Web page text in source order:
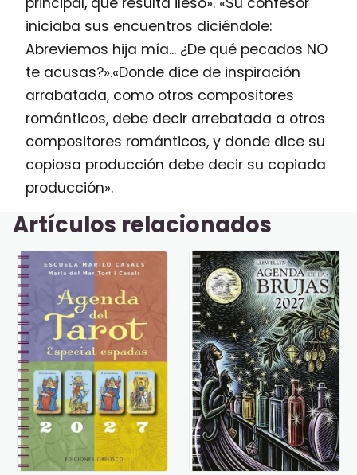
iniciaba sus encuentros diciéndole:
Abreviemos hija mía... ¿De qué pecados NO
te acusas?».«Donde dice de inspiración
arrabatada, como otros compositores
románticos, debe decir arrebatada a otros
compositores románticos, y donde dice su
copiosa producción debe decir su copiada
producción».
Artículos relacionados